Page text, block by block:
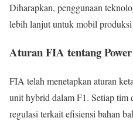
Diharapkan, penggunaan
lebih lanjut untuk mobil produksi
Aturan FIA tentang
FIA telah menetapkan aturan
unit hybrid dalam F1. Setiap
regulasi terkait efisiensi bahan